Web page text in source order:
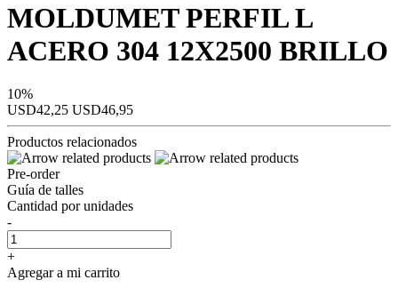
MOLDUMET PERFIL L
ACERO 304 12X2500 BRILLO
10%
USD42,25 USD46,95
Productos relacionados
Pre-order
Guía de talles
Cantidad por unidades
-
+
Agregar a mi carrito